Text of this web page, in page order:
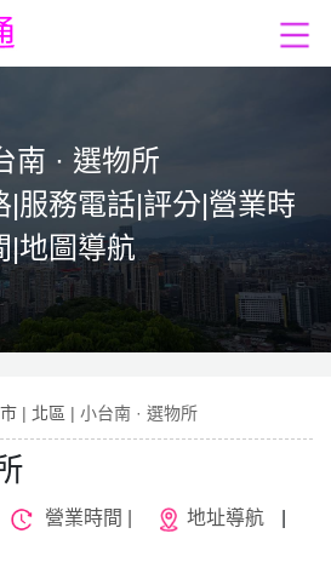
南 · 選物所
|服務電話|評分|營業時
|地圖導航
| 北區 | 小台南 · 選物所
營業時間 | 地址導航